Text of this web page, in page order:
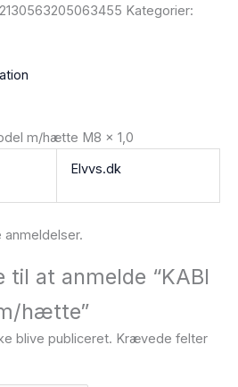
Kategorier:
m/hætte M8 x 1,0
Elvvs.dk
anmeldelser.
at anmelde “KABI
hætte”
blive publiceret. Krævede felter